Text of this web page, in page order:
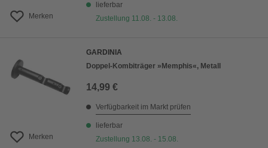
Merken
lieferbar
Zustellung 11.08. - 13.08.
Merken
GARDINIA
Doppel-Kombiträger »Memphis«, Metall
14,99 €
Verfügbarkeit im Markt prüfen
lieferbar
Zustellung 13.08. - 15.08.